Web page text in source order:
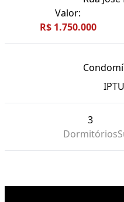
Valor:
R$ 1.750.000
3
Dormitórios